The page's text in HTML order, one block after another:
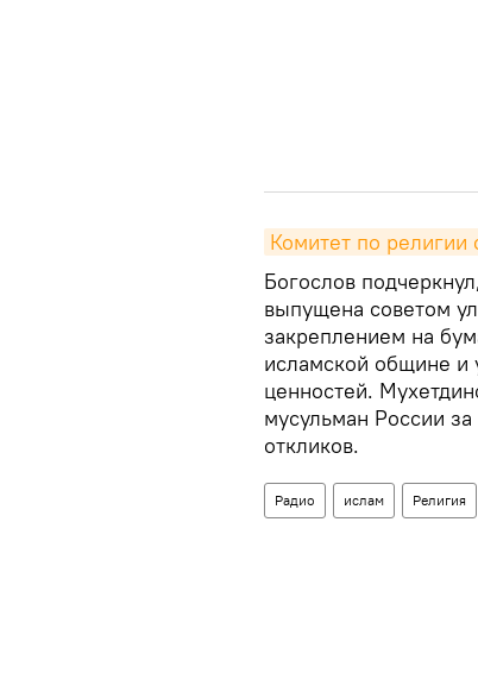
Комитет по религии
Богослов
выпущена советом
закреплением на
исламской общине и
ценностей.
мусульман России
откликов.
Радио ислам Религия